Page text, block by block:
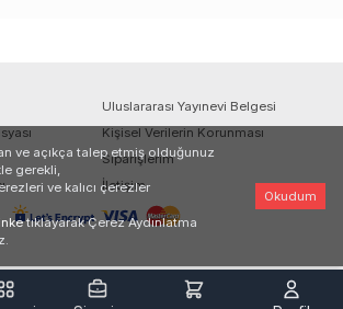
Uluslararası Yayınevi Belgesi
Kişisel Verilerin Korunması
Siparişlerim
İletişim
ve açıkça talep etmiş olduğunuz
gerekli,
ve kalıcı çerezler
tıklayarak Çerez Aydınlatma
Okudum